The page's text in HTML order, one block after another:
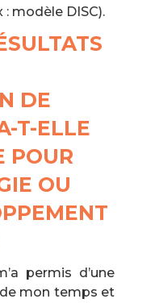
modèle DISC).
DE
T-ELLE
POUR
OU
permis d’une
de mon temps et